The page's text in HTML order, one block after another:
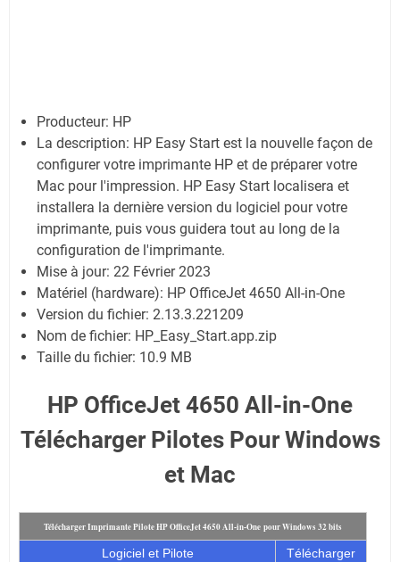
Producteur: HP
La description: HP Easy Start est la nouvelle façon de
configurer votre imprimante HP et de préparer votre
Mac pour l'impression. HP Easy Start localisera et
installera la dernière version du logiciel pour votre
imprimante, puis vous guidera tout au long de la
configuration de l'imprimante.
Mise à jour: 22 Février 2023
Matériel (hardware): HP OfficeJet 4650 All-in-One
Version du fichier: 2.13.3.221209
Nom de fichier: HP_Easy_Start.app.zip
Taille du fichier: 10.9 MB
HP OfficeJet 4650 All-in-One
Télécharger Pilotes Pour Windows
et Mac
Télécharger Imprimante Pilote HP OfficeJet 4650 All-in-One pour Windows 32 bits
Logiciel et Pilote
Télécharger